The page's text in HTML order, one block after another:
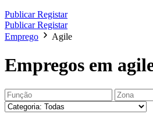
PublicarRegistar
PublicarRegistar
Emprego
Agile
Empregos em